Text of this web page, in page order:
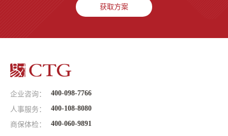
获取方案
企业咨询： 400-098-7766
人事服务： 400-108-8080
商保体检：
400-060-9891